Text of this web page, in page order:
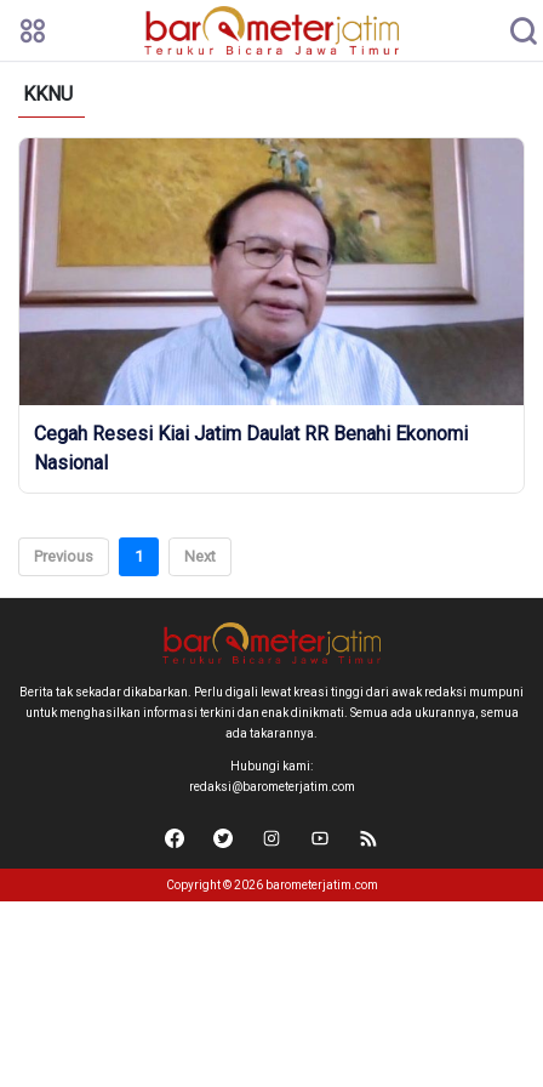
KKNU
Cegah Resesi Kiai Jatim Daulat RR Benahi Ekonomi
Nasional
Previous 1 Next
Berita tak sekadar dikabarkan. Perlu digali lewat kreasi tinggi dari awak redaksi mumpuni
untuk menghasilkan informasi terkini dan enak dinikmati. Semua ada ukurannya, semua
ada takarannya.
Hubungi kami:
redaksi@barometerjatim.com
Copyright © 2026 barometerjatim.com